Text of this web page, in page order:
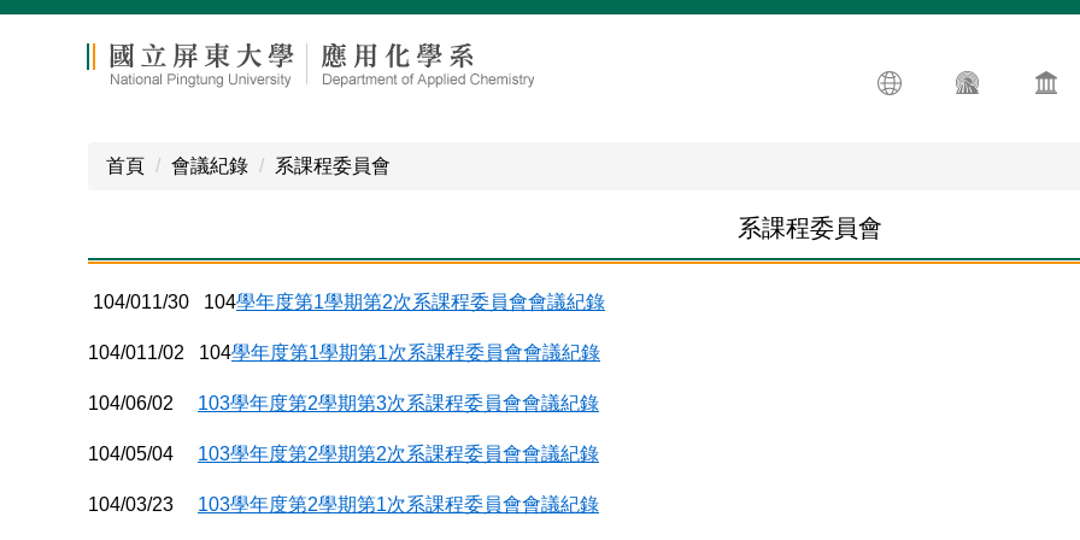
跳
首頁 會議紀錄 系課程委員會
系課程委員會
104/011/30 104學年度第1學期第2次系課程委員會會議紀錄
104/011/02 104學年度第1學期第1次系課程委員會會議紀錄
104/06/02 103學年度第2學期第3次系課程委員會會議紀錄
104/05/04 103學年度第2學期第2次系課程委員會會議紀錄
104/03/23 103學年度第2學期第1次系課程委員會會議紀錄